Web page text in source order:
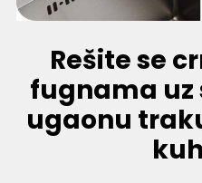
Rešite se
fugnama
ugaonu